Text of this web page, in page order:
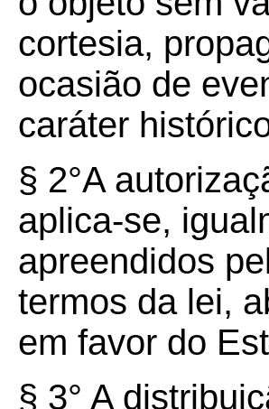
cortesia,
ocasião de
caráter
§ 2°A
aplica-se,
apreendidos
termos da lei,
em favor do
§ 3° A